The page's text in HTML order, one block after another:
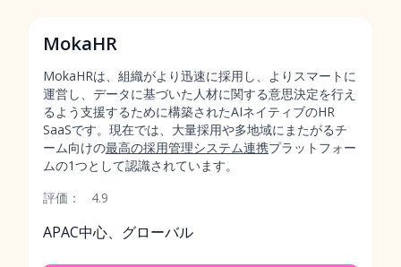
MokaHR
MokaHRは、組織がより迅速に採用し、よりスマートに
運営し、データに基づいた人材に関する意思決定を行え
るよう支援するために構築されたAIネイティブのHR
SaaSです。現在では、大量採用や多地域にまたがるチ
ーム向けの最高の採用管理システム連携プラットフォー
ムの1つとして認識されています。
評価：
4.9
APAC中心、グローバル